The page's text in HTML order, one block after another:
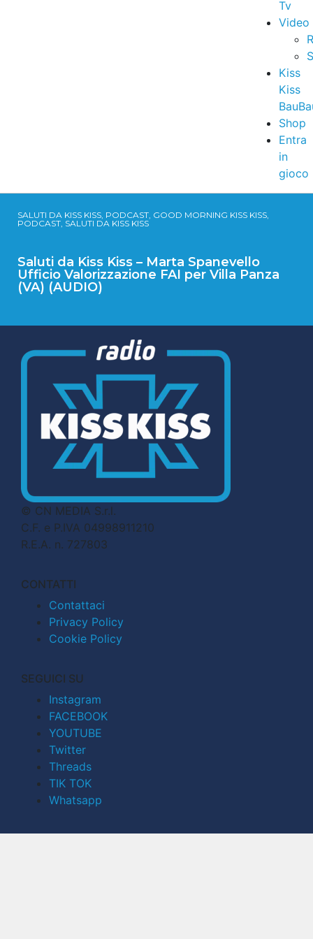
Tv
Video
Kiss
Kiss
Shop
Entra
in
gioco
SALUTI DA KISS KISS, PODCAST, GOOD MORNING KISS KISS,
PODCAST, SALUTI DA KISS KISS
Saluti da Kiss Kiss – Marta Spanevello
Ufficio Valorizzazione FAI per Villa Panza
(VA) (AUDIO)
© CN MEDIA S.r.l.
C.F. e P.IVA 04998911210
R.E.A. n. 727803
CONTATTI
Contattaci
Privacy Policy
Cookie Policy
SEGUICI SU
Instagram
FACEBOOK
YOUTUBE
Twitter
Threads
TIK TOK
Whatsapp